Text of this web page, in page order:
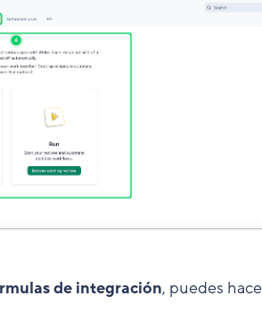
de integración, puedes